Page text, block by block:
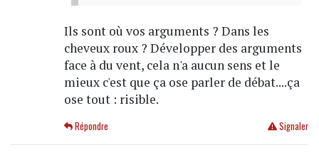
Ils sont où vos arguments ? Dans les
cheveux roux ? Développer des arguments
face à du vent, cela n'a aucun sens et le
mieux c'est que ça ose parler de débat....ça
ose tout : risible.
Signaler
Répondre